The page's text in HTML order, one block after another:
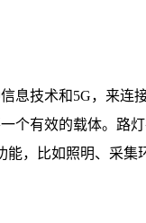
息技术和5G，来
个有效的载体。路
，比如照明、采集